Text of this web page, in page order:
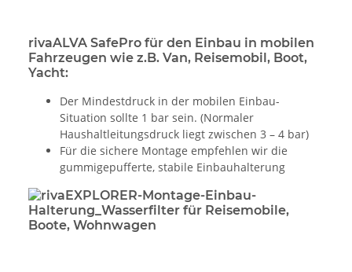
rivaALVA SafePro für den Einbau in mobilen
Fahrzeugen wie z.B. Van, Reisemobil, Boot,
Yacht:
Der Mindestdruck in der mobilen Einbau-
Situation sollte 1 bar sein. (Normaler
Haushaltleitungsdruck liegt zwischen 3 – 4 bar)
Für die sichere Montage empfehlen wir die
gummigepufferte, stabile Einbauhalterung